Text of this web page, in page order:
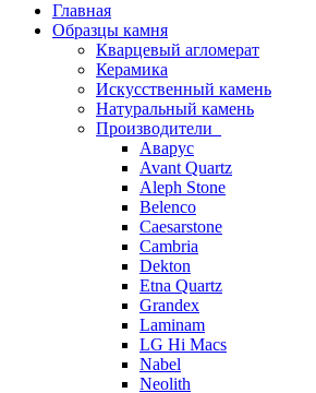
Главная
Образцы камня
Кварцевый агломерат
Керамика
Искусственный камень
Натуральный камень
Производители
Аварус
Avant Quartz
Aleph Stone
Belenco
Caesarstone
Cambria
Dekton
Etna Quartz
Grandex
Laminam
LG Hi Macs
Nabel
Neolith